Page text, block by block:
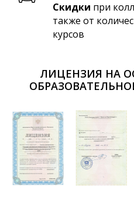
Скидки при
также от
курсов
ЛИЦЕНЗИЯ НА